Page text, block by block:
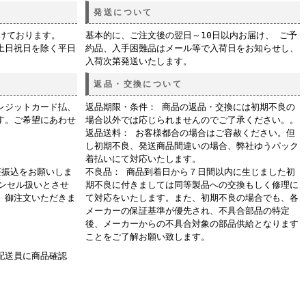
ております。
日祝日を除く平日
ットカード払、
。ご希望にあわせ
込をお願いしま
セル扱いとさせ
御注文いただきま
送員に商品確認
発送について
基本的に、ご注文後の翌日～10日以内お届け、 ご予
約品、入手困難品はメール等で入荷日をお知らせし、
入荷次第発送いたします。
返品・交換について
返品期限・条件： 商品の返品・交換には初期不良の
場合以外では応じられませんのでご了承ください。。
返品送料： お客様都合の場合はご容赦ください。但
し初期不良、発送商品間違いの場合、弊社ゆうパック
着払いにて対応いたします。
不良品： 商品到着日から７日間以内に生じました初
期不良に付きましては同等製品への交換もしく修理に
て対応をいたします。また、初期不良の場合でも、各
メーカーの保証基準が優先され、不具合部品の特定
後、メーカーからの不具合対象の部品供給となります
ことをご了解お願い致します。